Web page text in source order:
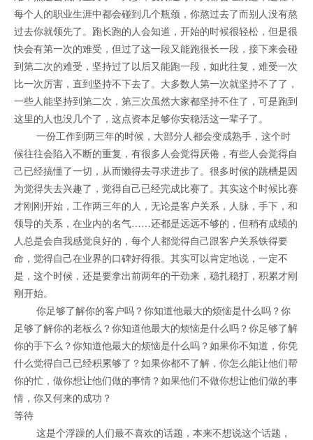
每个人的职业生涯中都会碰到几个瓶颈，你熬过去了而别人没有熬
过去你就领先了。跑长跑的人会知道，开始的时候很轻松，但是很
快会有第一次的难受，但过了这一段又能跑很长一段，接下来会碰
到第二次的难受，坚持过了以后又能跑一段，如此往复，难受一次
比一次厉害，直到坚持不下去了。大多数人第一次就坚持不了了，
一些人能坚持到第二次，第三次虽然大家都坚持不住了，可是跑到
这里的人也没几个了，这点资本足够你安稳活这一辈子了。
一份工作到两三年的时候，大部分人都会变成熟手，这个时
候往往会陷入不断的重复，有很多人会觉得厌倦，有些人会觉得自
己已经搞懂了一切，从而懒得去寻求进步了。很多时候的跳槽是因
为觉得失去兴趣了，觉得自己已经完成比赛了。其实这个时候比赛
才刚刚开始，工作两三年的人，无论是客户关系，人脉，手下，和
领导的关系，在业内的名气……还都是远远不够的，但稍有成绩的
人总是会自我感觉良好的，每个人都觉得自己跟客户关系铁得要
命，觉得自己在业界的口碑好得很。其实可以肯定地说，一定不
是，这个时候，还是要拿出前两年的干劲来，稳扎稳打，积累才刚
刚开始。
你足够了解你的客户吗？你知道他最大的烦恼是什么吗？你
足够了解你的老板么？你知道他最大的烦恼是什么吗？你足够了解
你的手下么？你知道他最大的烦恼是什么吗？如果你不知道，你凭
什么觉得自己已经积累够了？如果你都不了解，你怎么能让他们帮
你的忙，做你想让他们做的事情？如果他们不做你想让他们做的事
情，你又何来的成功？
等待
这是个浮躁的人们最不喜欢的话题，本来不想说这个话题，